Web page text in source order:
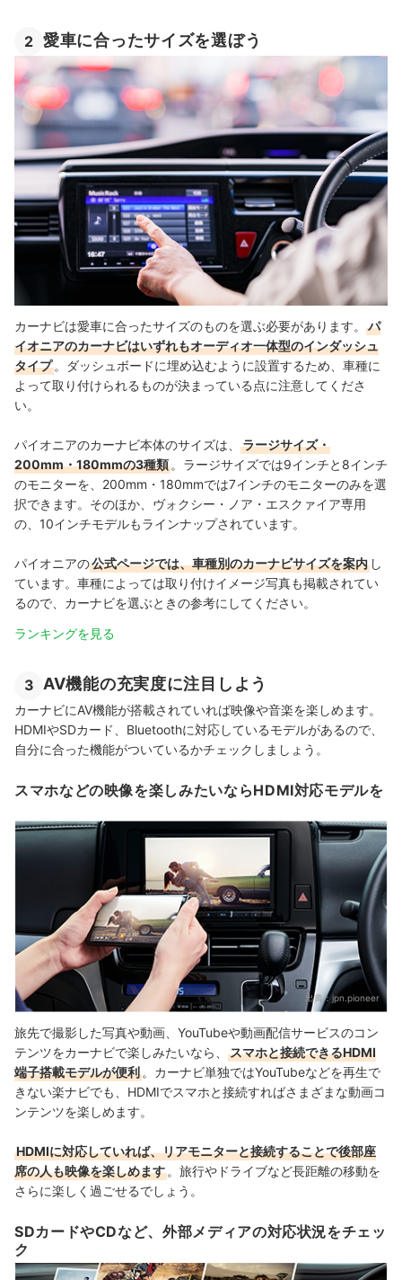
2 愛車に合ったサイズを選ぼう
カーナビは愛車に合ったサイズのものを選ぶ必要があります。
パ
イオニアのカーナビはいずれもオーディオ一体型のインダッシュ
タイプ 。ダッシュボードに埋め込むように設置するため、車種に
よって取り付けられるものが決まっている点に注意してくださ
い。
パイオニアのカーナビ本体のサイズは、
ラージサイズ・
200mm・180mmの3種類 。ラージサイズでは9インチと8インチ
のモニターを、200mm・180mmでは7インチのモニターのみを選
択できます。そのほか、ヴォクシー・ノア・エスクァイア専用
の、10インチモデルもラインナップされています。
パイオニアの公式ページでは、車種別のカーナビサイズを案内 し
ています。車種によっては取り付けイメージ写真も掲載されてい
るので、カーナビを選ぶときの参考にしてください。
ランキングを見る
3 AV機能の充実度に注目しよう
カーナビにAV機能が搭載されていれば映像や音楽を楽しめます。
HDMIやSDカード、Bluetoothに対応しているモデルがあるので、
自分に合った機能がついているかチェックしましょう。
スマホなどの映像を楽しみたいならHDMI対応モデルを
出典：jpn.pioneer
旅先で撮影した写真や動画、YouTubeや動画配信サービスのコン
テンツをカーナビで楽しみたいなら、
スマホと接続できるHDMI
端子搭載モデルが便利 。カーナビ単独ではYouTubeなどを再生で
きない楽ナビでも、HDMIでスマホと接続すればさまざまな動画コ
ンテンツを楽しめます。
HDMIに対応していれば、リアモニターと接続することで後部座
席の人も映像を楽しめます 。旅行やドライブなど長距離の移動を
さらに楽しく過ごせるでしょう。
SDカードやCDなど、外部メディアの対応状況をチェッ
ク